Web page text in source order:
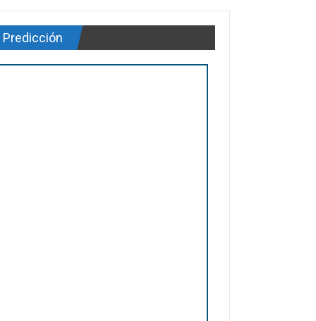
Predicción